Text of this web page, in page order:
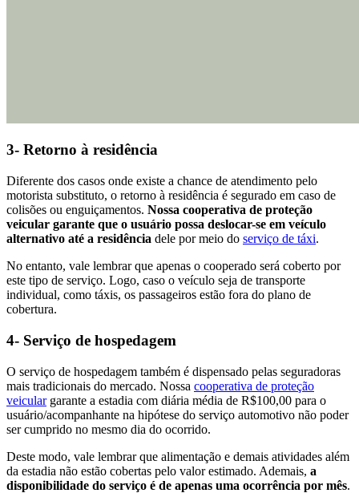
3- Retorno à residência
Diferente dos casos onde existe a chance de atendimento pelo
motorista substituto, o retorno à residência é segurado em caso de
colisões ou enguiçamentos. Nossa cooperativa de proteção
veicular garante que o usuário possa deslocar-se em veículo
alternativo até a residência dele por meio do serviço de táxi.
No entanto, vale lembrar que apenas o cooperado será coberto por
este tipo de serviço. Logo, caso o veículo seja de transporte
individual, como táxis, os passageiros estão fora do plano de
cobertura.
4- Serviço de hospedagem
O serviço de hospedagem também é dispensado pelas seguradoras
mais tradicionais do mercado. Nossa cooperativa de proteção
veiculargarante a estadia com diária média de R$100,00 para o
usuário/acompanhante na hipótese do serviço automotivo não poder
ser cumprido no mesmo dia do ocorrido.
Deste modo, vale lembrar que alimentação e demais atividades além
da estadia não estão cobertas pelo valor estimado. Ademais, a
disponibilidade do serviço é de apenas uma ocorrência por mês.